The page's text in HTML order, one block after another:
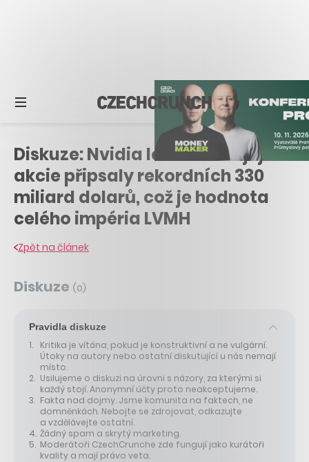
Diskuze: Nvidia letí. Za den její
akcie připsaly rekordních 330
miliard dolarů, což je hodnota
celého impéria LVMH
Zpět na článek
Diskuze (0)
Pravidla diskuze
Kritika je vítána, pokud je konstruktivní a ne vulgární.
Útoky na autory nebo ostatní diskutující u nás nemají
místo.
Usilujeme o diskuzi na úrovni s názory, za kterými si
každý stojí. Anonymní účty proto neakceptujeme.
Fakta nad dojmy. Jsme komunita na faktech, ne
domněnkách. Nebojte se zdrojovat, odkazujte
a vzdělávejte ostatní.
Žádný spam a skrytý marketing.
Moderátoři CzechCrunche zde fungují jako kurátoři
kvality a mají právo veta.